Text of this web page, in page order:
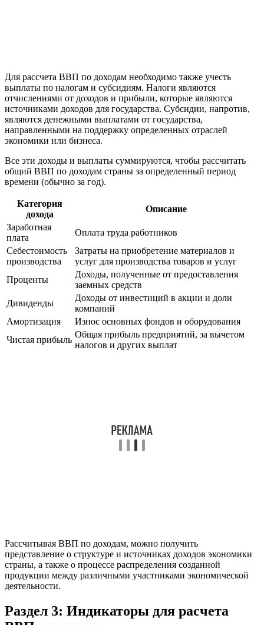
Для рассчета ВВП по доходам необходимо также учесть
выплаты по налогам и субсидиям. Налоги являются
отчислениями от доходов и прибыли, которые являются
источниками доходов для государства. Субсидии, напротив,
являются денежными выплатами от государства,
направленными на поддержку определенных отраслей
экономики или бизнеса.
Все эти доходы и выплаты суммируются, чтобы рассчитать
общий ВВП по доходам страны за определенный период
времени (обычно за год).
Категория
дохода
Описание
Заработная
плата
Оплата труда работников
Себестоимость
производства
Затраты на приобретение материалов и
услуг для производства товаров и услуг
Проценты
Доходы, полученные от предоставления
заемных средств
Дивиденды
Доходы от инвестиций в акции и доли
компаний
Амортизация
Износ основных фондов и оборудования
Чистая прибыль
Общая прибыль предприятий, за вычетом
налогов и других выплат
Рассчитывая ВВП по доходам, можно получить
представление о структуре и источниках доходов экономики
страны, а также о процессе распределения созданной
продукции между различными участниками экономической
деятельности.
Раздел 3: Индикаторы для расчета